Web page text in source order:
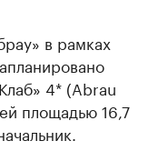
в рамках
4* (Abrau
площадью 16,7